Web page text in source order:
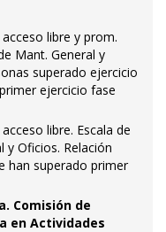
libre y prom.
Mant. General y
superado ejercicio
ejercicio fase
libre. Escala de
y Oficios. Relación
han superado primer
Comisión de
en Actividades